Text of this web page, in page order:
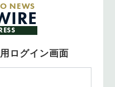
NEWS
ログイン画面